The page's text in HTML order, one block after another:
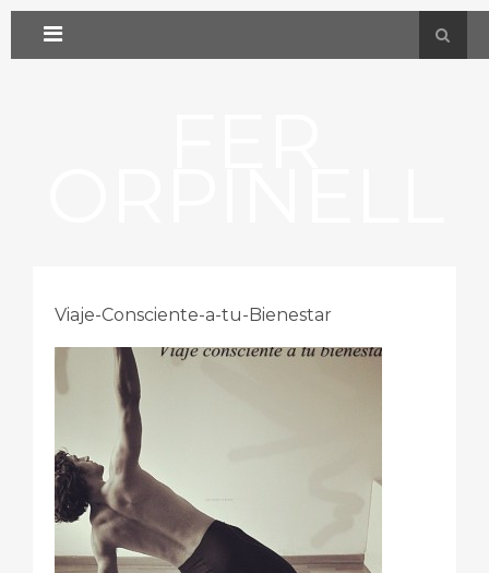
Viaje-Consciente-a-tu-Bienestar